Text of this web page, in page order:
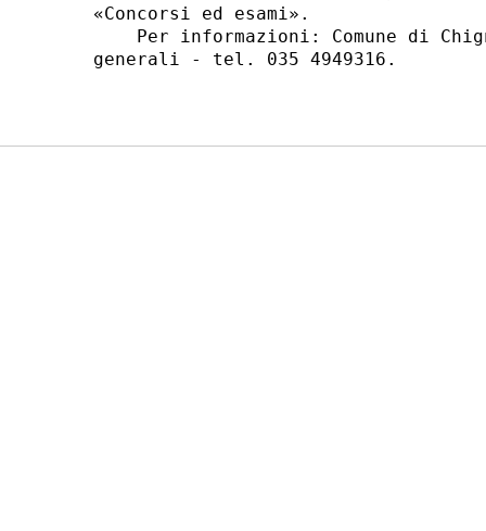
«Concorsi ed esami».
Per informazioni: Comune di
generali - tel. 035 4949316.